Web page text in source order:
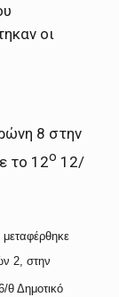
οι
8 στην
το 12ο 12/
μεταφέρθηκε
2, στην
θ Δημοτικό